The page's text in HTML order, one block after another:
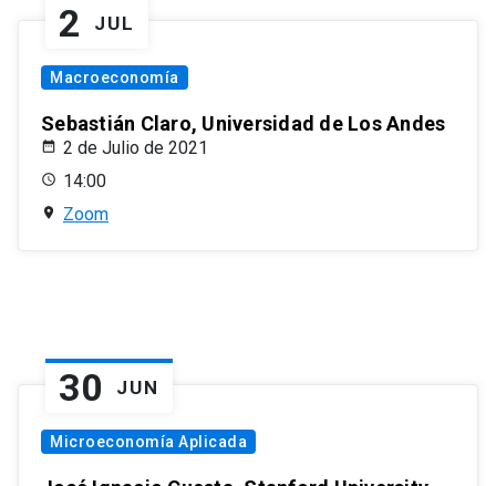
2 JUL
Macroeconomía
Sebastián Claro, Universidad de Los Andes
2 de Julio de 2021
14:00
Zoom
30 JUN
Microeconomía Aplicada